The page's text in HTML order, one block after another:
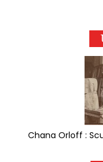
Chana Orloff :